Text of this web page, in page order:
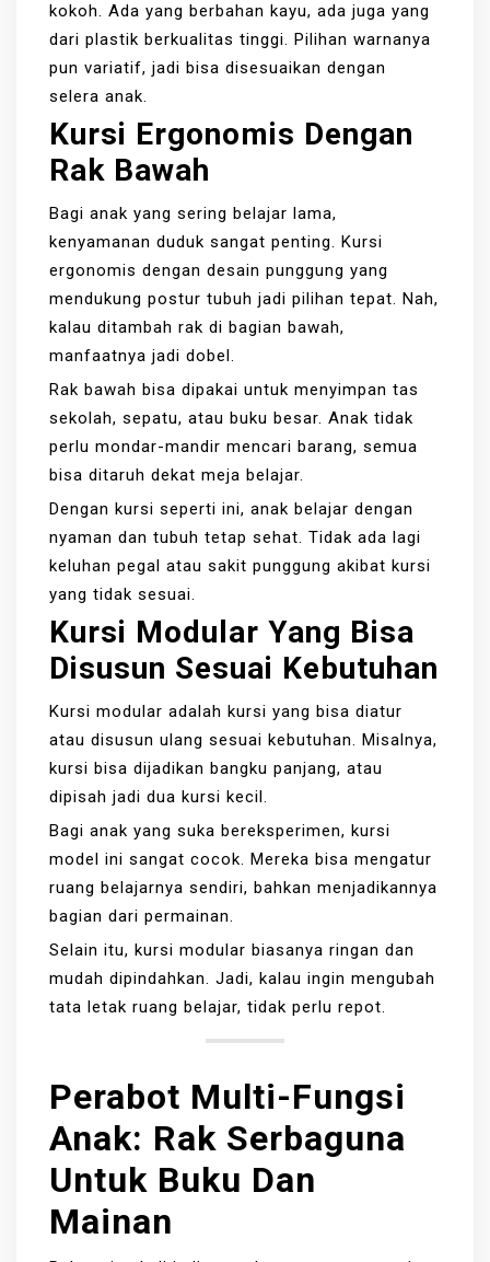
kokoh. Ada yang berbahan kayu, ada juga yang
dari plastik berkualitas tinggi. Pilihan warnanya
pun variatif, jadi bisa disesuaikan dengan
selera anak.
Kursi Ergonomis Dengan
Rak Bawah
Bagi anak yang sering belajar lama,
kenyamanan duduk sangat penting. Kursi
ergonomis dengan desain punggung yang
mendukung postur tubuh jadi pilihan tepat. Nah,
kalau ditambah rak di bagian bawah,
manfaatnya jadi dobel.
Rak bawah bisa dipakai untuk menyimpan tas
sekolah, sepatu, atau buku besar. Anak tidak
perlu mondar-mandir mencari barang, semua
bisa ditaruh dekat meja belajar.
Dengan kursi seperti ini, anak belajar dengan
nyaman dan tubuh tetap sehat. Tidak ada lagi
keluhan pegal atau sakit punggung akibat kursi
yang tidak sesuai.
Kursi Modular Yang Bisa
Disusun Sesuai Kebutuhan
Kursi modular adalah kursi yang bisa diatur
atau disusun ulang sesuai kebutuhan. Misalnya,
kursi bisa dijadikan bangku panjang, atau
dipisah jadi dua kursi kecil.
Bagi anak yang suka bereksperimen, kursi
model ini sangat cocok. Mereka bisa mengatur
ruang belajarnya sendiri, bahkan menjadikannya
bagian dari permainan.
Selain itu, kursi modular biasanya ringan dan
mudah dipindahkan. Jadi, kalau ingin mengubah
tata letak ruang belajar, tidak perlu repot.
Perabot Multi-Fungsi
Anak: Rak Serbaguna
Untuk Buku Dan
Mainan